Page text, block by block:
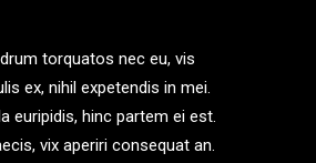
torquatos nec eu, vis
ex, nihil expetendis in mei.
euripidis, hinc partem ei est.
vix aperiri consequat an.